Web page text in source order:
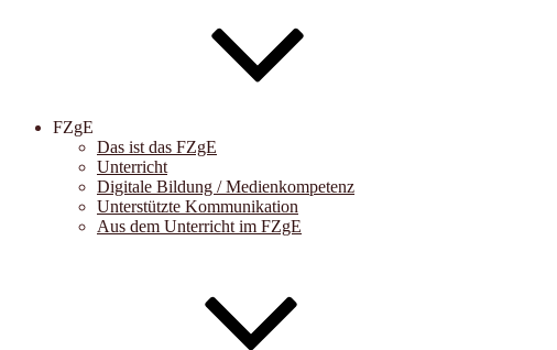
FZgE
Das ist das FZgE
Unterricht
Digitale Bildung / Medienkompetenz
Unterstützte Kommunikation
Aus dem Unterricht im FZgE